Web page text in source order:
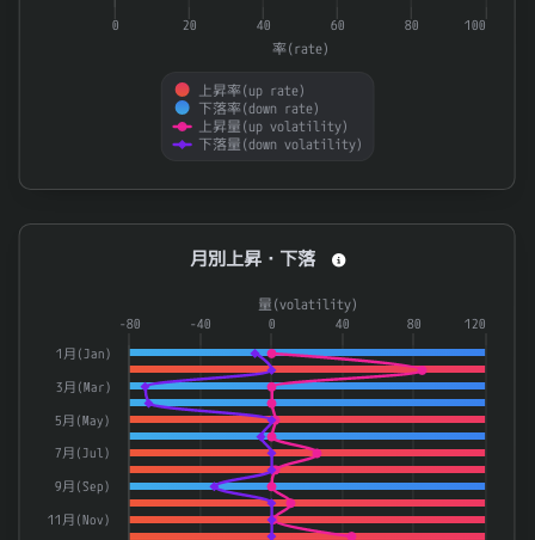
スターツプロシード投資法人
極洋 0.938
率(rate)
上昇率(up rate)
下落率(down rate)
上昇量(up volatility)
下落量(down volatility)
0 20 40 60 80 100
End of interactive chart.
Combination chart with 4 data series.
The chart has 1 X axis displaying categories.
The chart has 2 Y axes displaying 率(rate) and 量
量(volatility)
1月(Jan)
3月(Mar)
5月(May)
7月(Jul)
9月(Sep)
11月(Nov)
-80 -40 0 40 80 120
月別上昇・下落